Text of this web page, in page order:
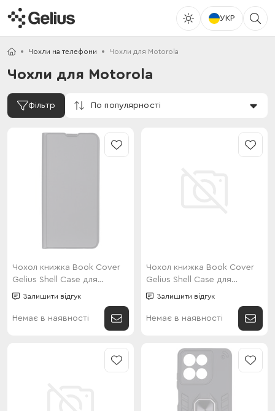
УКР
Чохли на телефони Чохли для Motorola
Чохли для Motorola
Фільтр По популярності
Чохол книжка Book Cover
Gelius Shell Case для
Motorola G77 Black
Залишити відгук
Немає в наявності
Чохол книжка Book Cover
Gelius Shell Case для
Motorola G17 Power Black
Залишити відгук
Немає в наявності